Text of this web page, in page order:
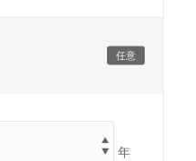
任意
年